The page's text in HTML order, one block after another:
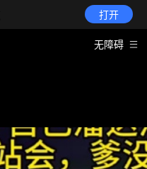
打开
无障碍